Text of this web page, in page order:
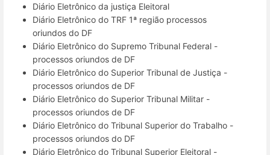
Diário Eletrônico da justiça Eleitoral
Diário Eletrônico do TRF 1ª região processos
oriundos do DF
Diário Eletrônico do Supremo Tribunal Federal -
processos oriundos de DF
Diário Eletrônico do Superior Tribunal de Justiça -
processos oriundos de DF
Diário Eletrônico do Superior Tribunal Militar -
processos oriundos de DF
Diário Eletrônico do Tribunal Superior do Trabalho -
processos oriundos do DF
Diário Eletrônico do Tribunal Superior Eleitoral -